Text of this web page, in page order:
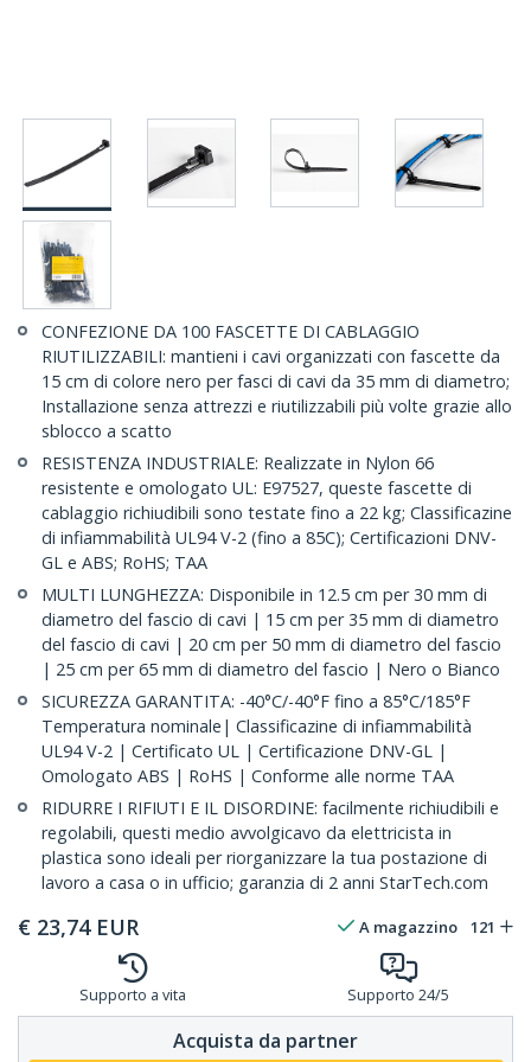
CONFEZIONE DA 100 FASCETTE DI CABLAGGIO
RIUTILIZZABILI: mantieni i cavi organizzati con fascette da
15 cm di colore nero per fasci di cavi da 35 mm di diametro;
Installazione senza attrezzi e riutilizzabili più volte grazie allo
sblocco a scatto
RESISTENZA INDUSTRIALE: Realizzate in Nylon 66
resistente e omologato UL: E97527, queste fascette di
cablaggio richiudibili sono testate fino a 22 kg; Classificazine
di infiammabilità UL94 V-2 (fino a 85C); Certificazioni DNV-
GL e ABS; RoHS; TAA
MULTI LUNGHEZZA: Disponibile in 12.5 cm per 30 mm di
diametro del fascio di cavi | 15 cm per 35 mm di diametro
del fascio di cavi | 20 cm per 50 mm di diametro del fascio
| 25 cm per 65 mm di diametro del fascio | Nero o Bianco
SICUREZZA GARANTITA: -40°C/-40°F fino a 85°C/185°F
Temperatura nominale| Classificazine di infiammabilità
UL94 V-2 | Certificato UL | Certificazione DNV-GL |
Omologato ABS | RoHS | Conforme alle norme TAA
RIDURRE I RIFIUTI E IL DISORDINE: facilmente richiudibili e
regolabili, questi medio avvolgicavo da elettricista in
plastica sono ideali per riorganizzare la tua postazione di
lavoro a casa o in ufficio; garanzia di 2 anni StarTech.com
€ 23,74 EUR A magazzino 121
Supporto a vita Supporto 24/5
Acquista da partner